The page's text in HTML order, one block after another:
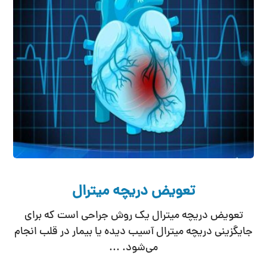
تعویض دریچه میترال
تعویض دریچه میترال یک روش جراحی است که برای
جایگزینی دریچه میترال آسیب دیده یا بیمار در قلب انجام
می‌شود. ...